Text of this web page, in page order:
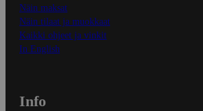
Näin maksat
Näin tilaat ja muokkaat
Kaikki ohjeet ja vinkit
In English
Info